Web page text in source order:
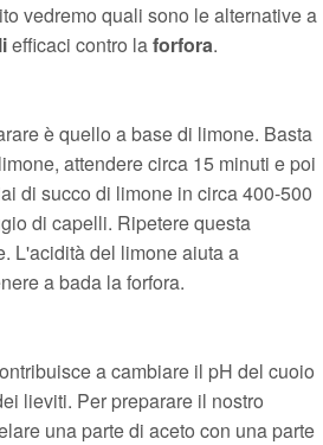
vedremo quali sono le alternative a
efficaci contro laforfora.
è quello a base di limone. Basta
attendere circa 15 minuti e poi
di succo di limone in circa 400-500
di capelli. Ripetere questa
L'acidità del limone aiuta a
a bada la forfora.
a cambiare il pH del cuoio
lieviti. Per preparare il nostro
una parte di aceto con una parte